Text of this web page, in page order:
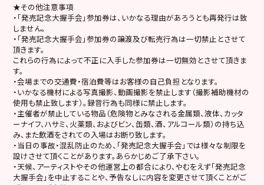
★その他注意事項
・「発売記念大握手会」参加券は、いかなる理由があろうとも再発行は致
しません。
・「発売記念大握手会」参加券の譲渡及び転売行為は一切禁止とさせて
頂きます。
これらの行為によって不正に入手した参加券は一切無効とさせて頂きま
す。
・会場までの交通費・宿泊費等はお客様の自己負担となります。
・いかなる機材による写真撮影、動画撮影を禁止します（撮影補助機材の
使用も禁止致します）。録音行為も同様に禁止します。
・主催者が禁止している物品（危険物とみなされる金属類、液体、カッタ
ーナイフ、ハサミ、火薬類、およびビン、缶類、酒、アルコール類）の持ち込
み、また飲酒をされての入場はお断り致します。
・当日の事故・混乱防止のため、「発売記念大握手会」では様々な制限を
設けさせて頂くことがあります。あらかじめご了承下さい。
・天候、アーティストやその他運営上の都合により、やむをえず「発売記念
大握手会」を中止することや、予告なしに内容を変更させて頂くことがご